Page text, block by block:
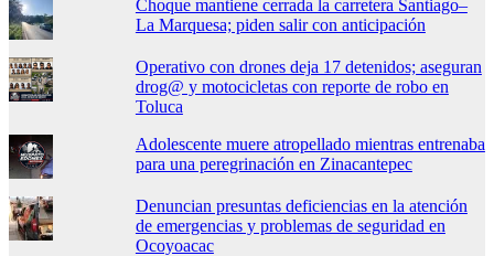
Choque mantiene cerrada la carretera Santiago–
La Marquesa; piden salir con anticipación
Operativo con drones deja 17 detenidos; aseguran
drog@ y motocicletas con reporte de robo en
Toluca
Adolescente muere atropellado mientras entrenaba
para una peregrinación en Zinacantepec
Denuncian presuntas deficiencias en la atención
de emergencias y problemas de seguridad en
Ocoyoacac